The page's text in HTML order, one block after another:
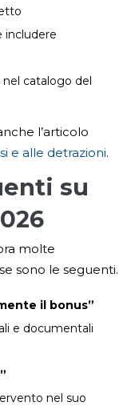
includere
nel catalogo del
l’articolo
e alle detrazioni.
su
molte
sono le seguenti.
il bonus”
e documentali
nel suo